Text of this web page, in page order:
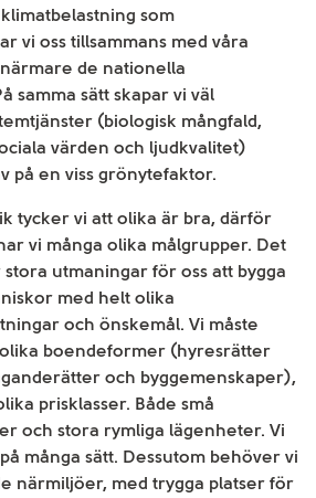
som
vi oss tillsammans med våra
de nationella
samma sätt skapar vi väl
(biologisk mångfald,
värden och ljudkvalitet)
på en viss grönytefaktor.
tycker vi att olika är bra, därför
vi många olika målgrupper. Det
utmaningar för oss att bygga
med helt olika
och önskemål. Vi måste
boendeformer (hyresrätter
och byggemenskaper),
prisklasser. Både små
och stora rymliga lägenheter. Vi
många sätt. Dessutom behöver vi
närmiljöer, med trygga platser för